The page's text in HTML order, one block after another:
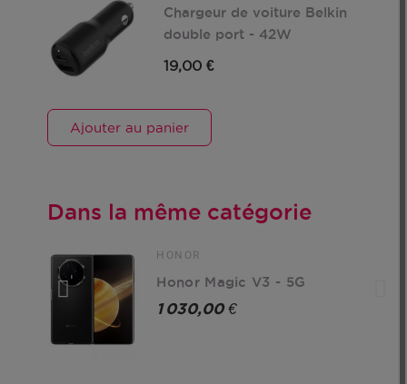
Chargeur de voiture Belkin
double port - 42W
19,00 €
Ajouter au panier
Dans la même catégorie
HONOR
Honor Magic V3 - 5G
1 030,00 €